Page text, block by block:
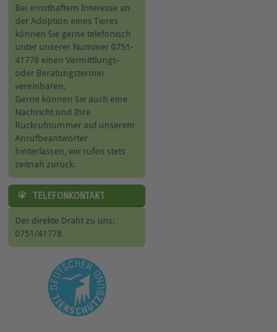
Bei ernsthaftem Interesse an
der Adoption eines Tieres
können Sie gerne telefonisch
unter unserer Nummer 0751-
41778 einen Vermittlungs-
oder Beratungstermin
vereinbaren.
Gerne können Sie auch eine
Nachricht und Ihre
Rückrufnummer auf unserem
Anrufbeantworter
hinterlassen, wir rufen stets
zeitnah zurück.
TELEFONKONTAKT
Der direkte Draht zu uns:
0751/41778